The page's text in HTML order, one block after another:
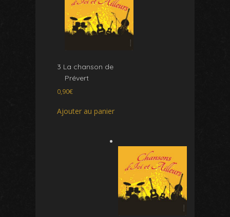
3 La chanson de
Prévert
0,90€
Ajouter au panier